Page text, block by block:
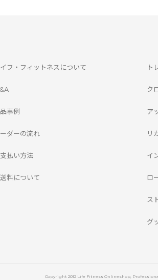
フ・フィットネスについて
事例
ダーの流れ
払い方法
料について
ト
ク
ア
リ
イ
ロ
ス
グ
Copyright 2012 Life Fitness Onlineshop,